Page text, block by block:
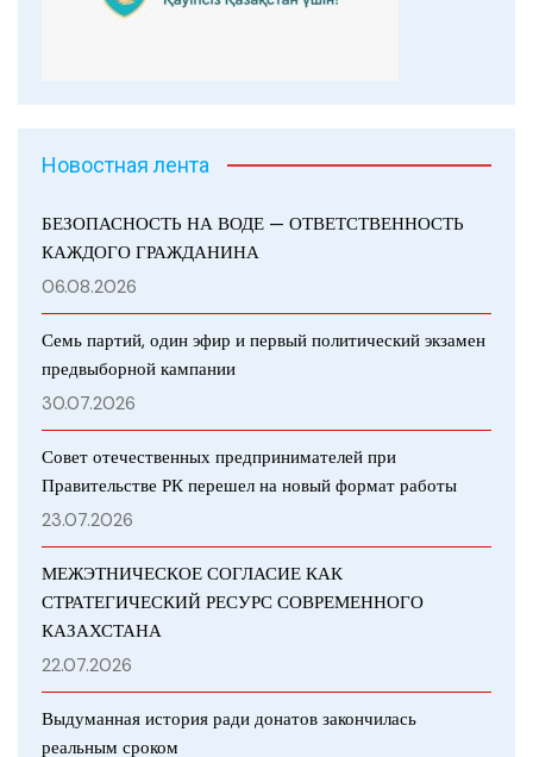
Новостная лента
БЕЗОПАСНОСТЬ НА ВОДЕ — ОТВЕТСТВЕННОСТЬ
КАЖДОГО ГРАЖДАНИНА
06.08.2026
Семь партий, один эфир и первый политический экзамен
предвыборной кампании
30.07.2026
Совет отечественных предпринимателей при
Правительстве РК перешел на новый формат работы
23.07.2026
МЕЖЭТНИЧЕСКОЕ СОГЛАСИЕ КАК
СТРАТЕГИЧЕСКИЙ РЕСУРС СОВРЕМЕННОГО
КАЗАХСТАНА
22.07.2026
Выдуманная история ради донатов закончилась
реальным сроком